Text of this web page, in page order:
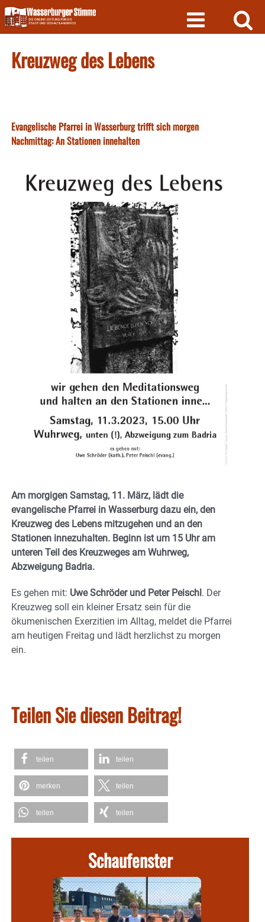
Skip
to
content
Kreuzweg des Lebens
Evangelische Pfarrei in Wasserburg trifft sich morgen
Nachmittag: An Stationen innehalten
Am morgigen Samstag, 11. März, lädt die
evangelische Pfarrei in Wasserburg dazu ein, den
Kreuzweg des Lebens mitzugehen und an den
Stationen innezuhalten. Beginn ist um 15 Uhr am
unteren Teil des Kreuzweges am Wuhrweg,
Abzweigung Badria.
Es gehen mit: Uwe Schröder und Peter Peischl. Der
Kreuzweg soll ein kleiner Ersatz sein für die
ökumenischen Exerzitien im Alltag, meldet die Pfarrei
am heutigen Freitag und lädt herzlichst zu morgen
ein.
Teilen Sie diesen Beitrag!
teilen teilen
merken teilen
teilen teilen
Schaufenster